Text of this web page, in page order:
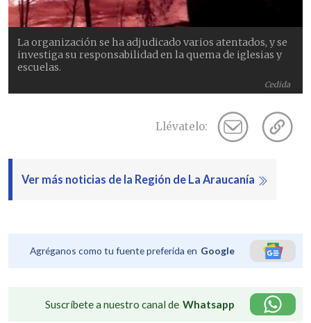
Cedida
La organización se ha adjudicado varios atentados, y se
investiga su responsabilidad en la quema de iglesias y
escuelas.
Llévatelo:
Ver más noticias de la Región de La Araucanía
Agréganos como tu fuente preferida en Google
Suscríbete a nuestro canal de Whatsapp